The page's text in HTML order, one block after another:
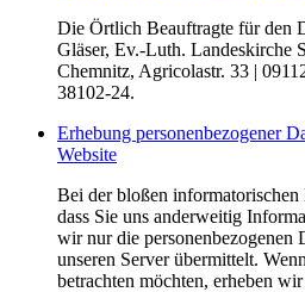
Die Örtlich Beauftragte für den
Gläser, Ev.-Luth. Landeskirche
Chemnitz, Agricolastr. 33 |
38102-24.
Erhebung personenbezogener
Website
Bei der bloßen
dass Sie uns anderweitig
wir nur die personenbezogenen
unseren Server übermittelt.
betrachten möchten, erheben